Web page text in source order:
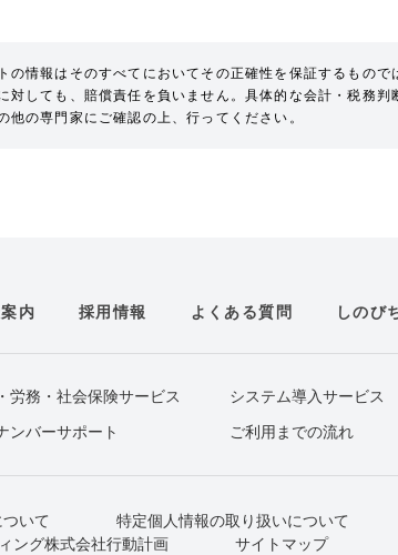
の情報はそのすべてにおいてその正確性を保証するもの
対しても、賠償責任を負いません。具体的な会計・税務
他の専門家にご確認の上、行ってください。
内 採用情報 よくある質問 しのび
労務・社会保険サービス
システム導入サービス
ンバーサポート ご利用までの流れ
いて 特定個人情報の取り扱いについて
ング株式会社行動計画 サイトマップ